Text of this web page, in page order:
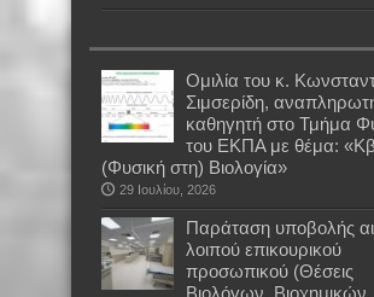
Oμιλία του κ.
Σιμσερίδη,
καθηγητή στο Τμήμα
του ΕΚΠΑ με θέμα:
(Φυσική στη) Βιολογία»
29 Ιουλίου, 2026
Παράταση υποβολής
λοιπού επικουρικού
προσωπικού (Θέσεις